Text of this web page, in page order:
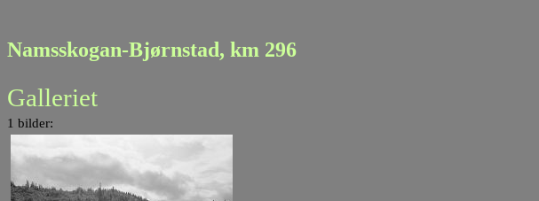
Namsskogan-Bjørnstad, km 296
Galleriet
1 bilder: